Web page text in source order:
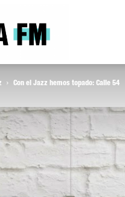
Con el Jazz hemos topado: Calle 54